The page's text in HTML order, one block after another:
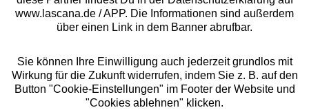
www.lascana.de / APP. Die Informationen sind außerdem
über einen Link in dem Banner abrufbar.
Sie können Ihre Einwilligung auch jederzeit grundlos mit
Wirkung für die Zukunft widerrufen, indem Sie z. B. auf den
Button "Cookie-Einstellungen" im Footer der Website und
"Cookies ablehnen" klicken.